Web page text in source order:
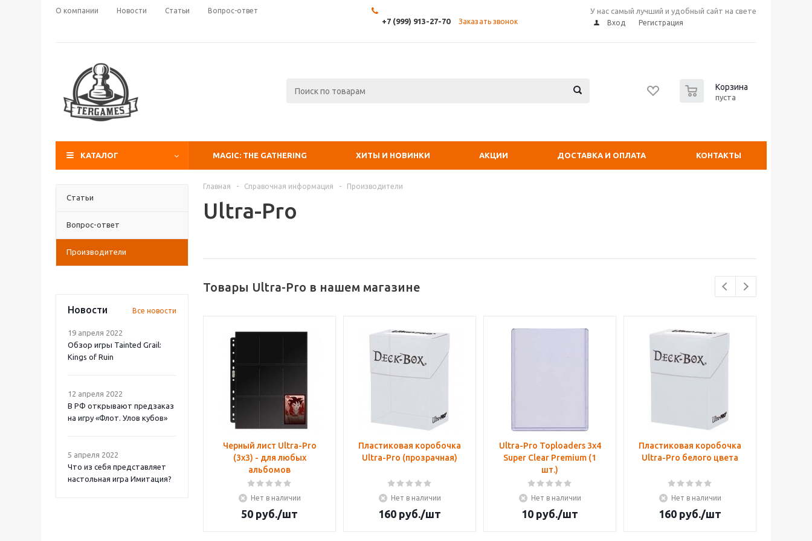
О компании Новости Статьи Вопрос-ответ
+7 (999) 913-27-70 Заказать звонок
У нас самый лучший и удобный сайт на свете
Вход Регистрация
Корзина
пуста
КАТАЛОГ MAGIC: THE GATHERING ХИТЫ И НОВИНКИ АКЦИИ ДОСТАВКА И ОПЛАТА КОНТАКТЫ
Статьи
Вопрос-ответ
Производители
Новости Все новости
19 апреля 2022
Обзор игры Tainted Grail:
Kings of Ruin
12 апреля 2022
В РФ открывают предзаказ
на игру «Флот. Улов кубов»
5 апреля 2022
Что из себя представляет
настольная игра Имитация?
Главная - Справочная информация - Производители
Ultra-Pro
Товары Ultra-Pro в нашем магазине
Черный лист Ultra-Pro
(3х3) - для любых
альбомов
Нет в наличии
50 руб./шт
Пластиковая коробочка
Ultra-Pro (прозрачная)
Нет в наличии
160 руб./шт
Ultra-Pro Toploaders 3x4
Super Clear Premium (1
шт.)
Нет в наличии
10 руб./шт
Пластиковая коробочка
Ultra-Pro белого цвета
Нет в наличии
160 руб./шт